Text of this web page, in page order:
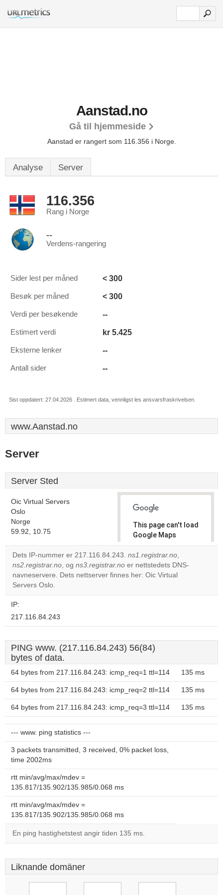
Aanstad.no
Gå til hjemmeside
Aanstad er rangert som 116.356 i Norge.
Analyse Server
116.356
Rang i Norge
--
Verdens-rangering
Sider lest per måned < 300
Besøk per måned < 300
Verdi per besøkende --
Estimert verdi kr 5.425
Eksterne lenker --
Antall sider --
Sist oppdatert: 27.04.2026 . Estimert data, vennligst les ansvarsfraskrivelsen.
www.Aanstad.no
Server
Server Sted
Oic Virtual Servers
Oslo
Norge
59.92, 10.75
This page can't load
Google Maps
correctly.
Do you
own this
Dets IP-nummer er 217.116.84.243. ns1.registrar.no,
ns2.registrar.no, og ns3.registrar.no er nettstedets DNS-
navneservere. Dets nettserver finnes her: Oic Virtual
Servers Oslo.
IP:
217.116.84.243
PING www. (217.116.84.243) 56(84)
bytes of data.
64 bytes from 217.116.84.243: icmp_req=1 ttl=114 135 ms
64 bytes from 217.116.84.243: icmp_req=2 ttl=114 135 ms
64 bytes from 217.116.84.243: icmp_req=3 ttl=114 135 ms
--- www. ping statistics ---
3 packets transmitted, 3 received, 0% packet loss,
time 2002ms
rtt min/avg/max/mdev =
135.817/135.902/135.985/0.068 ms
rtt min/avg/max/mdev =
135.817/135.902/135.985/0.068 ms
En ping hastighetstest angir tiden 135 ms.
Liknande domäner